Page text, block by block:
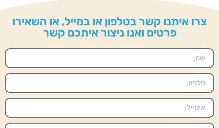
צרו איתנו קשר בטלפון או במייל, או השאירו
פרטים ואנו ניצור איתכם קשר